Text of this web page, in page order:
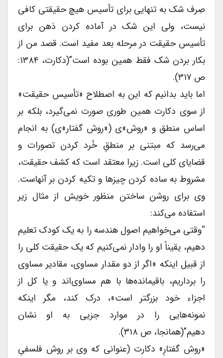
صِرف شک به تنهایی برای تأسیس هیچ حقیقتی کافی
نیست، ولی این شک در آماده کردن ذهن برای
تأسیس حقیقت در مرحله بعد مفید است. قصد من از
بکار بردن شک فقط همین بوده است”(دکارت، ۱۳۸۴:
ص ۳۱۷).
اما باید بدانیم که این به اصطلاح «تأسیس حقیقت»
از سوی دکارت همین طوری صورت نمی‌گیرد، بلکه بر
اساس منطق و «روش»ی («روش گفتار»ی) به انجام
می‌رسد که مبتنی بر منطقِ خُرد کردن تصورات و
قضایای کلی است. زیرا معتقد است که کشف حقیقت،
مشروط به ساده کردن چیزها و تکیه کردن بر آنهاست.
وی برای روشن ساختن منظور خویش از مثال زیر
استفاده می‌کند:
“وقتی می‌خواهیم اصول هندسه را به یک کودک تعلیم
دهیم، یقیناً او را وادار نمی‌کنیم که یک حقیقت کلی را
از قبیل اینکه «اگر از دو مقدار مساوی، مقادیر مساوی
را برداریم، باقیمانده‌ها با هم مساوی‌اند و یا کل از
اجزاء خود بزرگتر است»، درک کند، مگر اینکه
نمونه‌هایی را در موارد جزیی به او نشان
دهیم”(همانجا، ص ۳۱۸).
«روش گفتارِ» دکارت (عنوانی که وی بر روش فلسفیِ